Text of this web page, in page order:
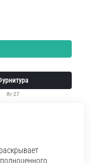
Яг-27